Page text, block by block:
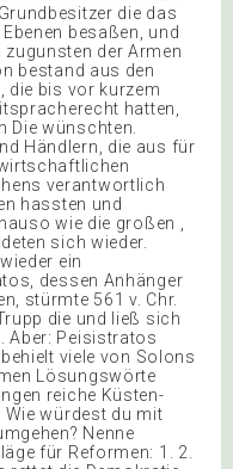
die das
besaßen, und
zugunsten der Armen
bestand aus den
die bis vor kurzem
hatten,
Die wünschten.
Händlern, die aus für
verantwortlich
hassten und
wie die großen ,
sich wieder.
ein
dessen Anhänger
stürmte 561 v. Chr.
die und ließ sich
Aber: Peisistratos
viele von Solons
Lösungswörte
reiche Küsten-
würdest du mit
Nenne
für Reformen: 1. 2.